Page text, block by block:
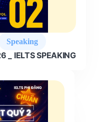
Speaking
_ IELTS SPEAKING